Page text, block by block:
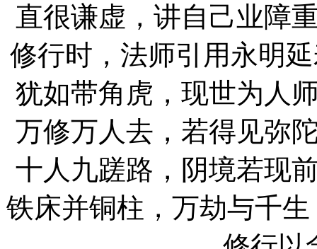
直很谦虚，讲自己业障
修行时，法师引用永明
犹如带角虎，现世为人
万修万人去，若得见弥
十人九蹉路，阴境若现
铁床并铜柱，万劫与千